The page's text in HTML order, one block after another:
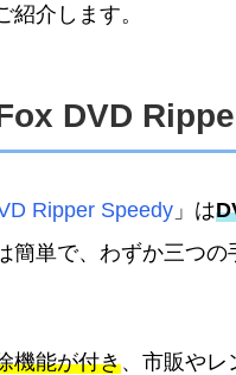
紹介します。
DVD
Ripper Speedy 」は
簡単で、わずか三つ
機能が付き、市販やレ